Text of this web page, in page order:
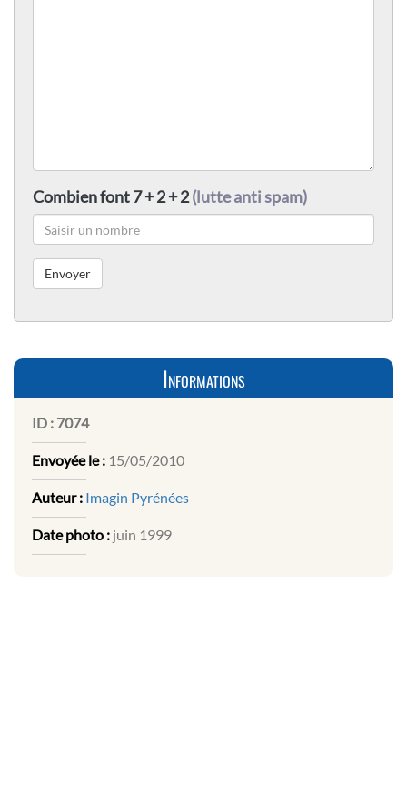
Combien font 7 + 2 + 2(lutte anti spam)
Informations
ID : 7074
Envoyée le : 15/05/2010
Auteur : Imagin Pyrénées
Date photo : juin 1999